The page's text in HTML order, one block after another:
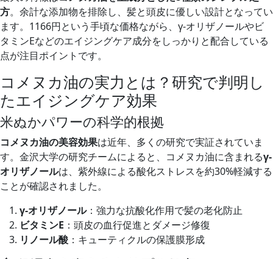
方。余計な添加物を排除し、髪と頭皮に優しい設計となってい
ます。1166円という手頃な価格ながら、γ-オリザノールやビ
タミンEなどのエイジングケア成分をしっかりと配合している
点が注目ポイントです。
コメヌカ油の実力とは？研究で判明し
たエイジングケア効果
米ぬかパワーの科学的根拠
コメヌカ油の美容効果は近年、多くの研究で実証されていま
す。金沢大学の研究チームによると、コメヌカ油に含まれるγ-
オリザノールは、紫外線による酸化ストレスを約30%軽減する
ことが確認されました。
γ-オリザノール：強力な抗酸化作用で髪の老化防止
ビタミンE ：頭皮の血行促進とダメージ修復
リノール酸 ：キューティクルの保護膜形成